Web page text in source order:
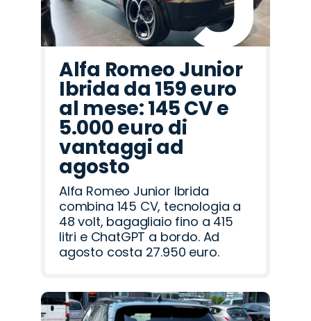
Alfa Romeo Junior
Ibrida da 159 euro
al mese: 145 CV e
5.000 euro di
vantaggi ad
agosto
Alfa Romeo Junior Ibrida
combina 145 CV, tecnologia a
48 volt, bagagliaio fino a 415
litri e ChatGPT a bordo. Ad
agosto costa 27.950 euro.